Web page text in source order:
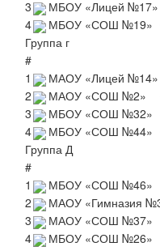
3
МБОУ «Лицей №17»
4
МБОУ «СОШ №19»
Группа г
#
1
МАОУ «Лицей №14»
2
МАОУ «СОШ №2»
3
МБОУ «СОШ №32»
4
МБОУ «СОШ №44»
Группа Д
#
1
МБОУ «СОШ №46»
2
МАОУ «Гимназия
3
МАОУ «СОШ №37»
4
МБОУ «СОШ №26»